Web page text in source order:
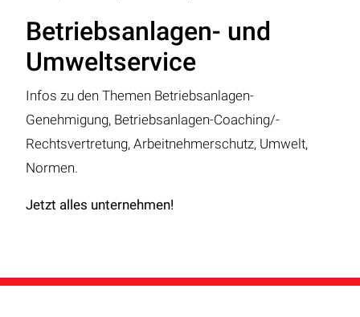
Betriebsanlagen- und
Umweltservice
Infos zu den Themen Betriebsanlagen-
Genehmigung, Betriebsanlagen-Coaching/-
Rechtsvertretung, Arbeitnehmerschutz, Umwelt,
Normen.
Jetzt alles unternehmen!